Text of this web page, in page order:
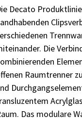
Decato
Die
Raumtrenner
Das modulare